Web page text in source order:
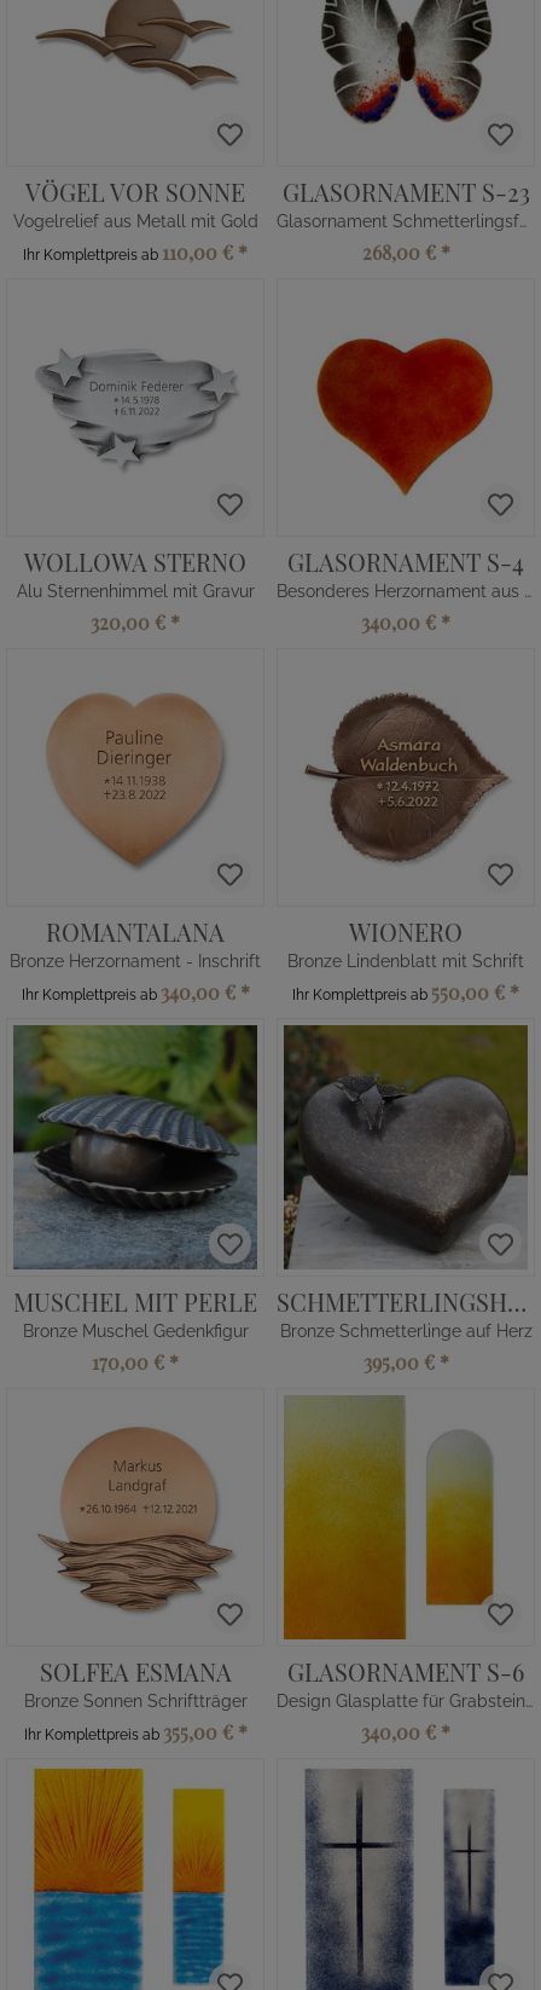
VÖGEL VOR SONNE
Vogelrelief aus Metall mit Gold
Ihr Komplettpreis ab 110,00 € *
GLASORNAMENT S-23
Glasornament Schmetterlingsform
268,00 € *
WOLLOWA STERNO
Alu Sternenhimmel mit Gravur
320,00 € *
GLASORNAMENT S-4
Besonderes Herzornament aus Glas für Grabdenkmal
340,00 € *
ROMANTALANA
Bronze Herzornament - Inschrift
Ihr Komplettpreis ab 340,00 € *
WIONERO
Bronze Lindenblatt mit Schrift
Ihr Komplettpreis ab 550,00 € *
MUSCHEL MIT PERLE
Bronze Muschel Gedenkfigur
170,00 € *
SCHMETTERLINGSHERZ
Bronze Schmetterlinge auf Herz
395,00 € *
SOLFEA ESMANA
Bronze Sonnen Schriftträger
Ihr Komplettpreis ab 355,00 € *
GLASORNAMENT S-6
Design Glasplatte für Grabsteine in Gelb
340,00 € *